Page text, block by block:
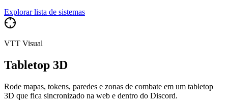
Explorar lista de sistemas
VTT Visual
Tabletop 3D
Rode mapas, tokens, paredes e zonas de combate em um tabletop
3D que fica sincronizado na web e dentro do Discord.